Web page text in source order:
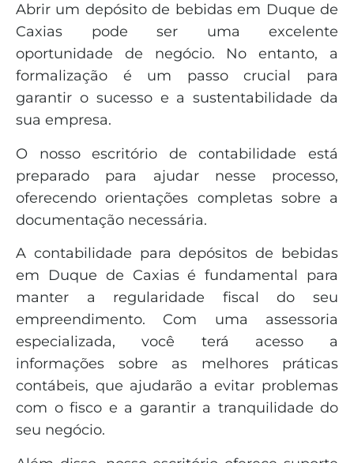
Abrir um depósito de bebidas em Duque de
Caxias pode ser uma excelente
oportunidade de negócio. No entanto, a
formalização é um passo crucial para
garantir o sucesso e a sustentabilidade da
sua empresa.
O nosso escritório de contabilidade está
preparado para ajudar nesse processo,
oferecendo orientações completas sobre a
documentação necessária.
A contabilidade para depósitos de bebidas
em Duque de Caxias é fundamental para
manter a regularidade fiscal do seu
empreendimento. Com uma assessoria
especializada, você terá acesso a
informações sobre as melhores práticas
contábeis, que ajudarão a evitar problemas
com o fisco e a garantir a tranquilidade do
seu negócio.